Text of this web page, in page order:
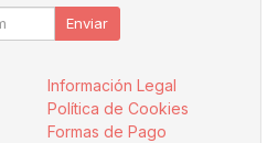
Enviar
Información Legal
Política de Cookies
Formas de Pago